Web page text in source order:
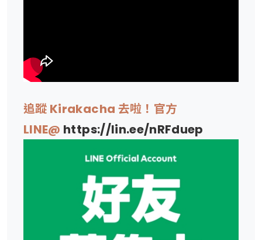
追蹤 Kirakacha 去啦！官方
LINE@ https://lin.ee/nRFduep